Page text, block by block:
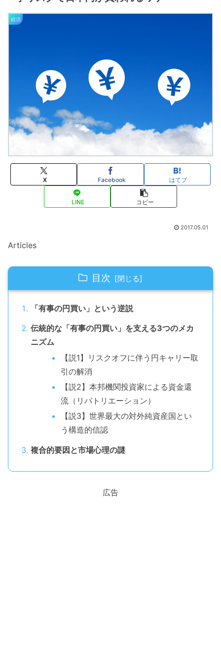
経済
X Facebook はてブ
LINE コピー
2017.05.01
Articles
目次
「有事の円買い」という逆説
伝統的な「有事の円買い」を支える3つのメカ
ニズム
【説1】リスクオフに伴う円キャリー取
引の解消
【説2】本邦機関投資家による資金還
流（リパトリエーション）
【説3】世界最大の対外純資産国とい
う構造的信認
複合的要因と市場心理の謎
広告